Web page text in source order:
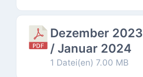
Dezember 2023
/ Januar 2024
1 Datei(en) 7.00 MB